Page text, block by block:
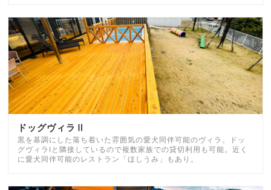
ドッグヴィラⅡ
黒を基調にした落ち着いた雰囲気の愛犬同伴可能のヴィラ。ドッ
グヴィラⅠと隣接しているので複数家族での貸切利用も可能。近く
に愛犬同伴可能のレストラン「ほしうみ」もあり。